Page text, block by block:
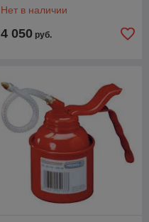
Pressol 27622680
Нет в наличии
4 050 руб.